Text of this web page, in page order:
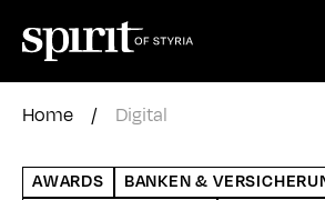
Inhalt
springen
Home
/ Digital
AWARDS
BANKEN &